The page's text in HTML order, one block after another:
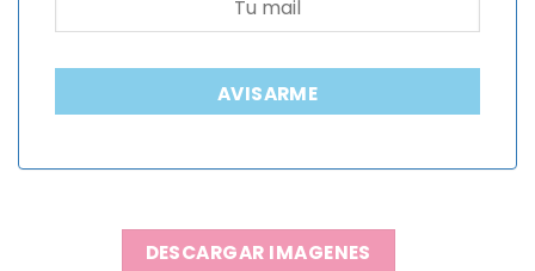
AVISARME
DESCARGAR IMAGENES